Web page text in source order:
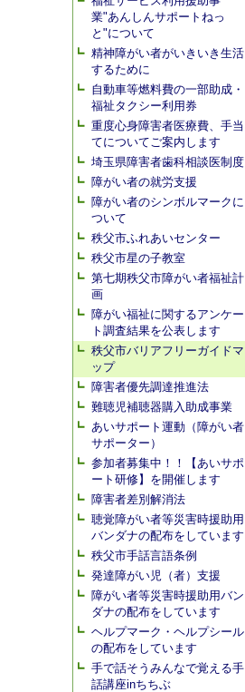
業"あんしんサポートねっ
と"について
精神障がい者がいきいき生活
するために
自動車等燃料費の一部助成・
福祉タクシー利用券
重度心身障害者医療費、手当
てについてご案内します
埼玉県障害者歯科相談医制度
障がい者の就労支援
障がい者のシンボルマークに
ついて
秩父市ふれあいセンター
秩父市星の子教室
第七期秩父市障がい者福祉計
画
障がい福祉に関するアンケー
ト調査結果を公表します
秩父市バリアフリーガイドマ
ップ
障害者優先調達推進法
難聴児補聴器購入助成事業
あいサポート運動（障がい者
サポーター）
参加者募集中！！【あいサポ
ート研修】を開催します
障害者差別解消法
聴覚障がい者等災害時援助用
バンダナの配布をしています
秩父市手話言語条例
発達障がい児（者）支援
障がい者等災害時援助用バン
ダナの配布をしています
ヘルプマーク・ヘルプシール
の配布をしています
手で話そうみんなで覚える手
話講座inちちぶ